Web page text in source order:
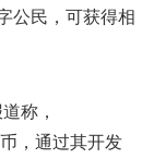
公民，可获得相
称，
，通过其开发